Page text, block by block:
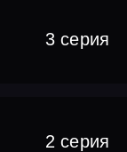
3 серия
2 серия